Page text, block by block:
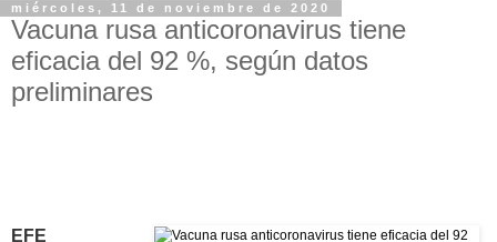
miércoles, 11 de noviembre de 2020
Vacuna rusa anticoronavirus tiene
eficacia del 92 %, según datos
preliminares
EFE